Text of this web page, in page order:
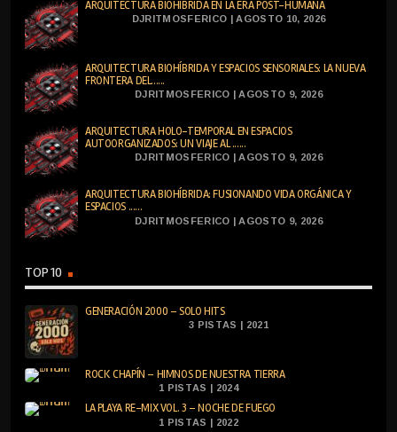
ARQUITECTURA BIOHÍBRIDA EN LA ERA POST-HUMANA
DJRITMOSFERICO | AGOSTO 10, 2026
ARQUITECTURA BIOHÍBRIDA Y ESPACIOS SENSORIALES: LA NUEVA
FRONTERA DEL......
DJRITMOSFERICO | AGOSTO 9, 2026
ARQUITECTURA HOLO-TEMPORAL EN ESPACIOS
AUTOORGANIZADOS: UN VIAJE AL ......
DJRITMOSFERICO | AGOSTO 9, 2026
ARQUITECTURA BIOHÍBRIDA: FUSIONANDO VIDA ORGÁNICA Y
ESPACIOS ......
DJRITMOSFERICO | AGOSTO 9, 2026
TOP 10
GENERACIÓN 2000 – SOLO HITS
3 PISTAS | 2021
ROCK CHAPÍN – HIMNOS DE NUESTRA TIERRA
1 PISTAS | 2024
LA PLAYA RE-MIX VOL. 3 – NOCHE DE FUEGO
1 PISTAS | 2022